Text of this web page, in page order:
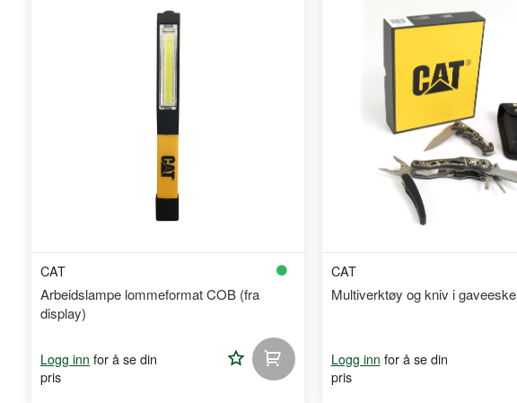
CAT
Arbeidslampe lommeformat COB (fra
display)
Logg inn for å se din
pris
Legg
CAT
Multiverktøy og kniv i gaveeske
Logg inn for å se din
pris